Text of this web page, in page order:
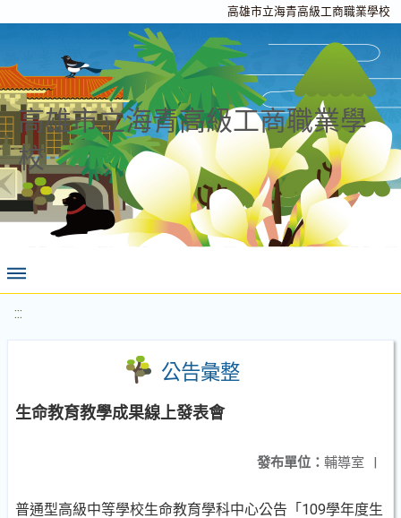
高雄市立海青高級工商職業學校
高雄市立海青高級工商職業學
校
:::
公告彙整
生命教育教學成果線上發表會
發布單位： 輔導室 |
普通型高級中等學校生命教育學科中心公告「109學年度生